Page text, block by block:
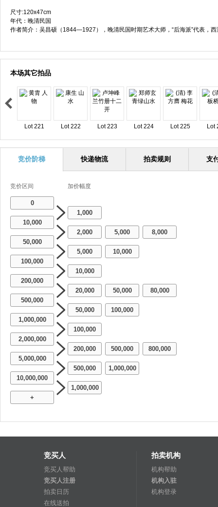
尺寸:120x47cm
年代：晚清民国
作者简介：吴昌硕（1844—1927），晚清民国时期艺术大师，“后海派”代表，
本场其它拍品
Lot 221 Lot 222 Lot 223 Lot 224 Lot 225 Lot
竞价阶梯 快递物流 拍卖规则 支
竞价区间 加价幅度
0
1,000
10,000
2,000
5,000
8,000
50,000
5,000
10,000
100,000
10,000
200,000
20,000
50,000
80,000
500,000
50,000
100,000
1,000,000
100,000
2,000,000
200,000
500,000
800,000
5,000,000
500,000
1,000,000
10,000,000
1,000,000
+
竞买人
竞买人帮助
竞买人注册
拍卖日历
在线送拍
拍卖机构
机构帮助
机构入驻
机构登录